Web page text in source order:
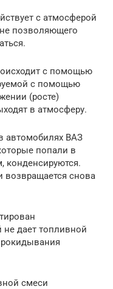
с атмосферой
позволяющего
с помощью
с помощью
(росте)
в атмосферу.
автомобилях ВАЗ
попали в
конденсируются.
возвращается снова
дает топливной
смеси